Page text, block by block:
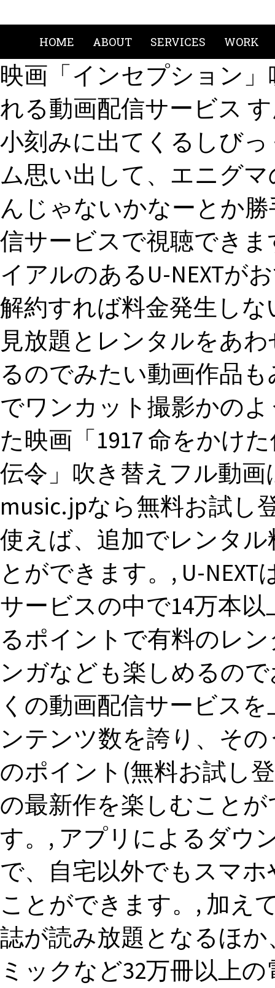
HOME ABOUT SERVICES WORK
映画「インセプション
れる動画配信サービス
小刻みに出てくるしび
ム思い出して、エニグ
んじゃないかなーとか
信サービスで視聴でき
イアルのあるU-NEXTが
解約すれば料金発生し
見放題とレンタルをあ
るのでみたい動画作品
でワンカット撮影かの
た映画「1917 命をかけ
伝令」吹き替えフル動画
music.jpなら無料お試し
使えば、追加でレンタ
とができます。, U-
サービスの中で14万本
るポイントで有料のレ
ンガなども楽しめるので
くの動画配信サービス
ンテンツ数を誇り、そ
のポイント(無料お試し
の最新作を楽しむこと
す。, アプリによるダウ
で、自宅以外でもスマ
ことができます。, 加え
誌が読み放題となるほ
ミックなど32万冊以上